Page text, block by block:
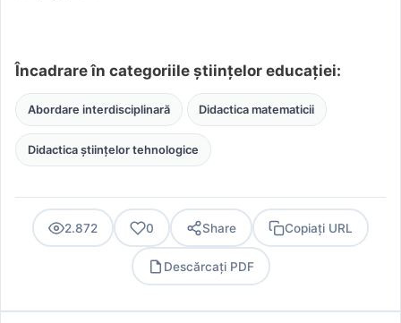
Încadrare în categoriile științelor educației:
Abordare interdisciplinară Didactica matematicii
Didactica științelor tehnologice
2.872 0 Share Copiați URL
Descărcați PDF